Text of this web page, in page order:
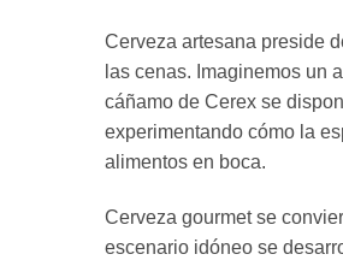
Cerveza artesana preside
las cenas. Imaginemos un
cáñamo de Cerex se
experimentando cómo la
alimentos en boca.
Cerveza gourmet se
escenario idóneo se